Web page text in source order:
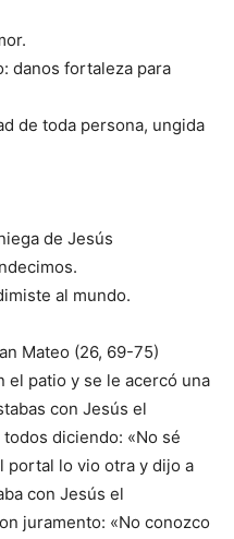
danos fortaleza para
de toda persona, ungida
de Jesús
al mundo.
Mateo (26, 69-75)
el patio y se le acercó una
con Jesús el
diciendo: «No sé
portal lo vio otra y dijo a
con Jesús el
juramento: «No conozco